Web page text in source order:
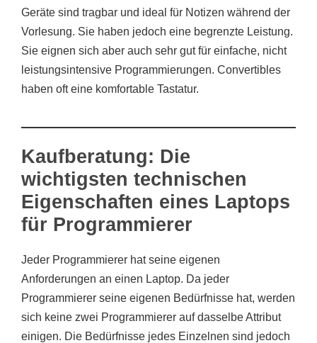
Geräte sind tragbar und ideal für Notizen während der
Vorlesung. Sie haben jedoch eine begrenzte Leistung.
Sie eignen sich aber auch sehr gut für einfache, nicht
leistungsintensive Programmierungen. Convertibles
haben oft eine komfortable Tastatur.
Kaufberatung: Die
wichtigsten technischen
Eigenschaften eines Laptops
für Programmierer
Jeder Programmierer hat seine eigenen
Anforderungen an einen Laptop. Da jeder
Programmierer seine eigenen Bedürfnisse hat, werden
sich keine zwei Programmierer auf dasselbe Attribut
einigen. Die Bedürfnisse jedes Einzelnen sind jedoch